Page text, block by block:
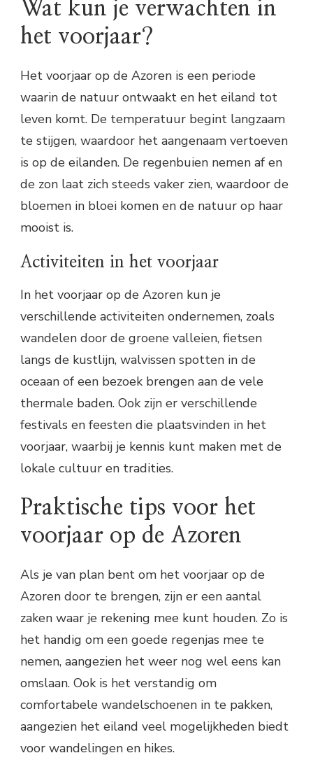
Wat kun je verwachten in
het voorjaar?
Het voorjaar op de Azoren is een periode
waarin de natuur ontwaakt en het eiland tot
leven komt. De temperatuur begint langzaam
te stijgen, waardoor het aangenaam vertoeven
is op de eilanden. De regenbuien nemen af en
de zon laat zich steeds vaker zien, waardoor de
bloemen in bloei komen en de natuur op haar
mooist is.
Activiteiten in het voorjaar
In het voorjaar op de Azoren kun je
verschillende activiteiten ondernemen, zoals
wandelen door de groene valleien, fietsen
langs de kustlijn, walvissen spotten in de
oceaan of een bezoek brengen aan de vele
thermale baden. Ook zijn er verschillende
festivals en feesten die plaatsvinden in het
voorjaar, waarbij je kennis kunt maken met de
lokale cultuur en tradities.
Praktische tips voor het
voorjaar op de Azoren
Als je van plan bent om het voorjaar op de
Azoren door te brengen, zijn er een aantal
zaken waar je rekening mee kunt houden. Zo is
het handig om een goede regenjas mee te
nemen, aangezien het weer nog wel eens kan
omslaan. Ook is het verstandig om
comfortabele wandelschoenen in te pakken,
aangezien het eiland veel mogelijkheden biedt
voor wandelingen en hikes.